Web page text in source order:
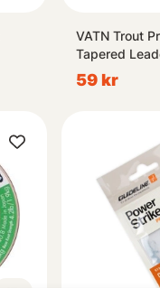
VATN Trout
Tapered
59 kr